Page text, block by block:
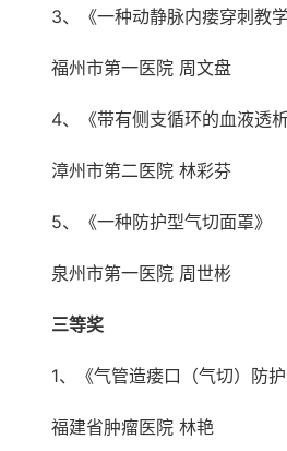
3、《一种动静脉内瘘穿刺教学
福州市第一医院 周文盘
4、《带有侧支循环的血液透
漳州市第二医院 林彩芬
5、《一种防护型气切面罩》
泉州市第一医院 周世彬
三等奖
1、《气管造瘘口（气切）防护
福建省肿瘤医院 林艳